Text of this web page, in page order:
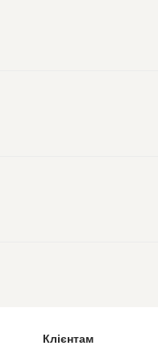
Клієнтам